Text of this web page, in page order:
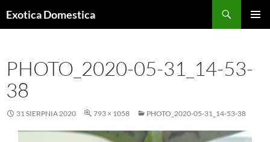
doExotica Domestica
PHOTO_2020-05-31_14-53-
38
31 SIERPNIA 2020 793 × 1058 PHOTO_2020-05-31_14-53-38